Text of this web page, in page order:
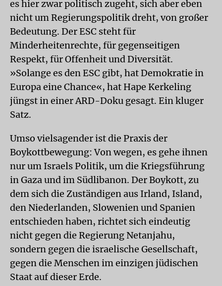
es hier zwar politisch zugeht, sich aber eben
nicht um Regierungspolitik dreht, von großer
Bedeutung. Der ESC steht für
Minderheitenrechte, für gegenseitigen
Respekt, für Offenheit und Diversität.
»Solange es den ESC gibt, hat Demokratie in
Europa eine Chance«, hat Hape Kerkeling
jüngst in einer ARD-Doku gesagt. Ein kluger
Satz.
Umso vielsagender ist die Praxis der
Boykottbewegung: Von wegen, es gehe ihnen
nur um Israels Politik, um die Kriegsführung
in Gaza und im Südlibanon. Der Boykott, zu
dem sich die Zuständigen aus Irland, Island,
den Niederlanden, Slowenien und Spanien
entschieden haben, richtet sich eindeutig
nicht gegen die Regierung Netanjahu,
sondern gegen die israelische Gesellschaft,
gegen die Menschen im einzigen jüdischen
Staat auf dieser Erde.